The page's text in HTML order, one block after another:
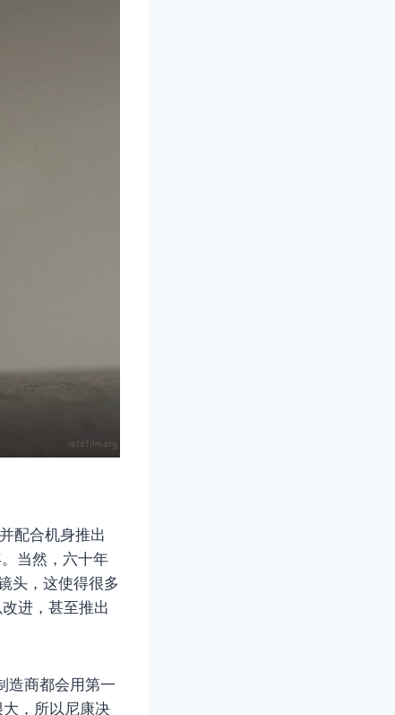
配合机身推出
当然，六十年
头，这使得很多
进，甚至推出
造商都会用第一
大，所以尼康决